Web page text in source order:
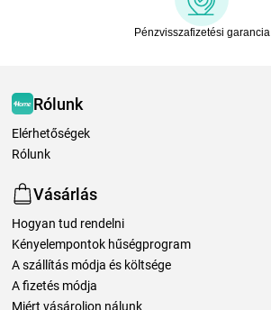
Pénzvisszafizetési garancia
Rólunk
Elérhetőségek
Rólunk
Vásárlás
Hogyan tud rendelni
Kényelempontok hűségprogram
A szállítás módja és költsége
A fizetés módja
Miért vásároljon nálunk